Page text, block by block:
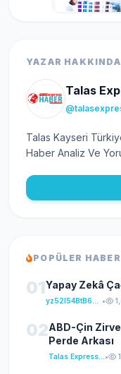
YAZAR HAKKINDA
Talas
Talas Kayseri
Haber Analiz Ve
POPÜLER
01Yapay Zekâ
•
02ABD-Çin
Perde Arkası
•